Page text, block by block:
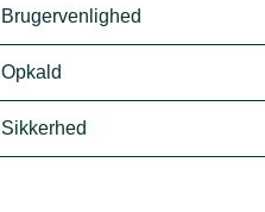
Brugervenlighed
Opkald
Sikkerhed